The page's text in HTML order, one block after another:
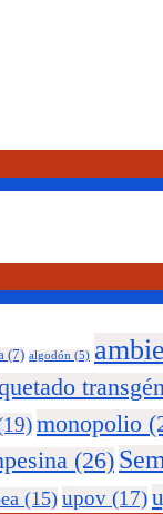
(7) algodón (5)
monopolio
(26)
(15) upov (17)